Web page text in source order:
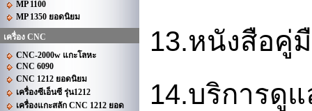
MP 1100
MP 1350 ยอดนิยม
เครื่อง CNC
CNC-2000w แกะโลหะ
CNC 6090
CNC 1212 ยอดนิยม
เครื่องซีเอ็นซี รุ่น1212
เครื่องแกะสลัก CNC 1212 ยอด
13.หนังสือคู่
14.บริการดู